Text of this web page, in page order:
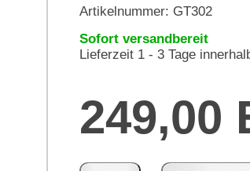
Artikelnummer: GT302
Sofort versandbereit
Lieferzeit 1 - 3 Tage
249,00